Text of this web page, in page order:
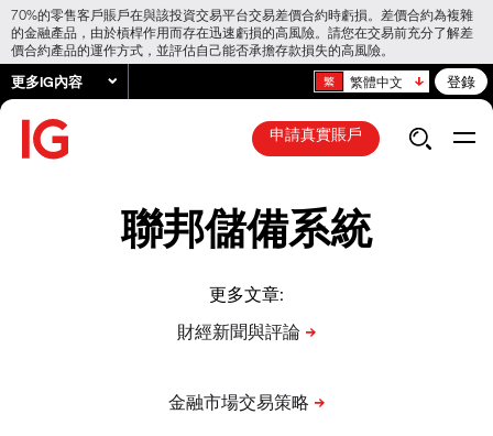
70%的零售客戶賬戶在與該投資交易平台交易差價合約時虧損。差價合約為複雜
的金融產品，由於槓桿作用而存在迅速虧損的高風險。請您在交易前充分了解差
價合約產品的運作方式，並評估自己能否承擔存款損失的高風險。
更多IG內容 繁體中文 登錄
申請真實賬戶
聯邦儲備系統
更多文章: